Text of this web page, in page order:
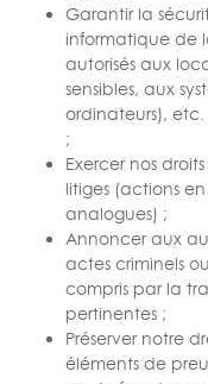
Garantir la
informatique de
autorisés aux
sensibles, aux
ordinateurs),
;
Exercer nos
litiges (actions
analogues) ;
Annoncer aux
actes criminels
compris par la
pertinentes ;
Préserver notre
éléments de